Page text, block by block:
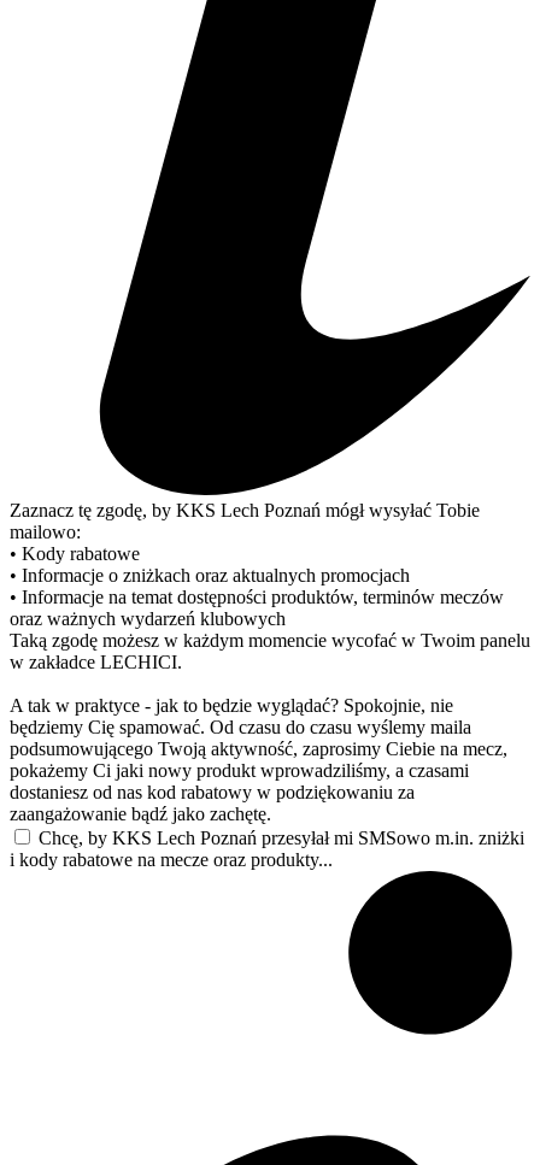
Zaznacz tę zgodę, by KKS Lech Poznań mógł wysyłać Tobie
mailowo:
• Kody rabatowe
• Informacje o zniżkach oraz aktualnych promocjach
• Informacje na temat dostępności produktów, terminów meczów
oraz ważnych wydarzeń klubowych
Taką zgodę możesz w każdym momencie wycofać w Twoim panelu
w zakładce LECHICI.
A tak w praktyce - jak to będzie wyglądać? Spokojnie, nie
będziemy Cię spamować. Od czasu do czasu wyślemy maila
podsumowującego Twoją aktywność, zaprosimy Ciebie na mecz,
pokażemy Ci jaki nowy produkt wprowadziliśmy, a czasami
dostaniesz od nas kod rabatowy w podziękowaniu za
zaangażowanie bądź jako zachętę.
Chcę, by KKS Lech Poznań przesyłał mi SMSowo m.in. zniżki
i kody rabatowe na mecze oraz produkty...